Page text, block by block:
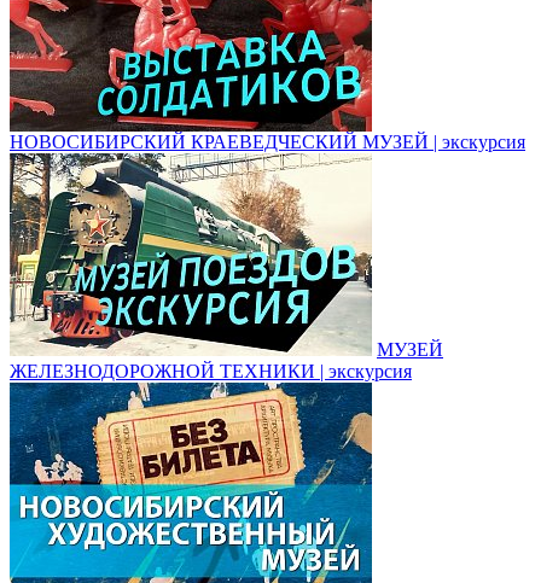
НОВОСИБИРСКИЙ КРАЕВЕДЧЕСКИЙ МУЗЕЙ | экскурсия
МУЗЕЙ
ЖЕЛЕЗНОДОРОЖНОЙ ТЕХНИКИ | экскурсия